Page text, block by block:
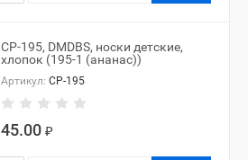
CP-195, DMDBS, носки детские,
хлопок (195-1 (ананас))
Артикул: CP-195
45.00 ₽